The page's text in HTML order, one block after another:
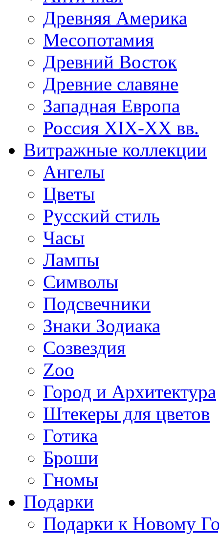
Древняя Америка
Месопотамия
Древний Восток
Древние славяне
Западная Европа
Россия XIX-XX вв.
Витражные коллекции
Ангелы
Цветы
Русский стиль
Часы
Лампы
Символы
Подсвечники
Знаки Зодиака
Созвездия
Zoo
Город и Архитектура
Штекеры для цветов
Готика
Броши
Гномы
Подарки
Подарки к Новому